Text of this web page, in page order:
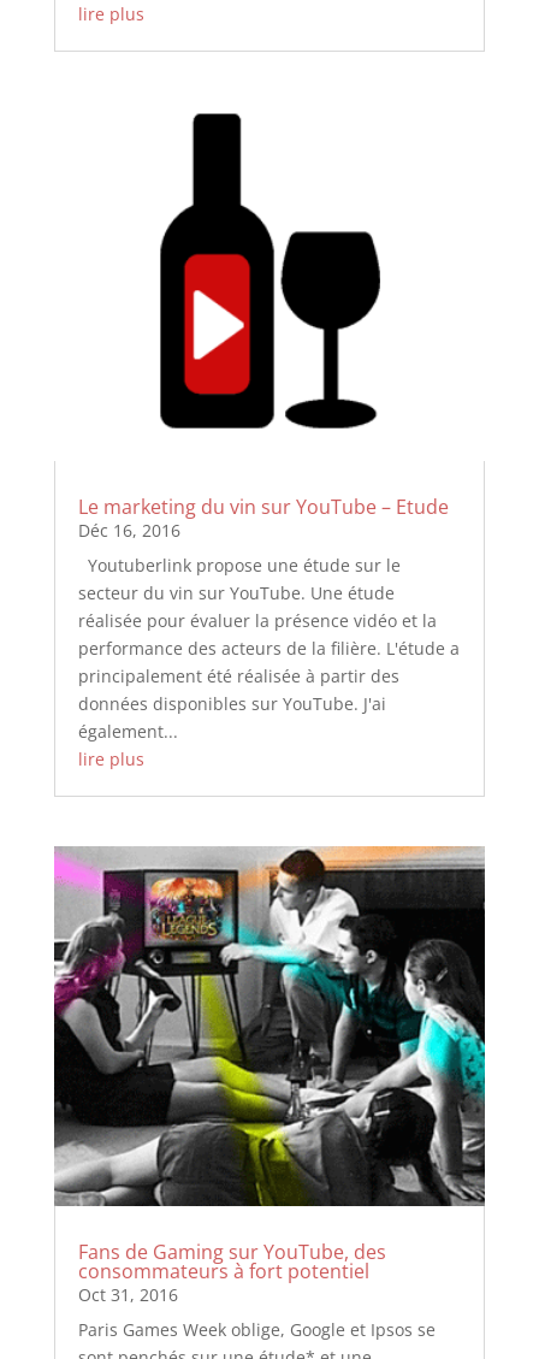
lire plus
Le marketing du vin sur YouTube – Etude
Déc 16, 2016
Youtuberlink propose une étude sur le
secteur du vin sur YouTube. Une étude
réalisée pour évaluer la présence vidéo et la
performance des acteurs de la filière. L'étude a
principalement été réalisée à partir des
données disponibles sur YouTube. J'ai
également...
lire plus
Fans de Gaming sur YouTube, des
consommateurs à fort potentiel
Oct 31, 2016
Paris Games Week oblige, Google et Ipsos se